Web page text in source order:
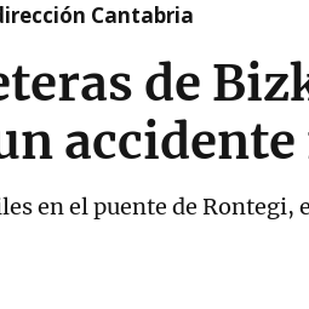
Cantabria
de
en el puente de Rontegi,